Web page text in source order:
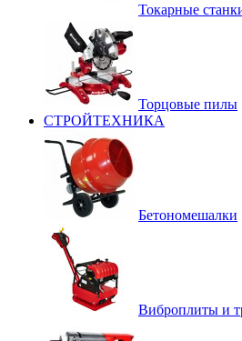
Токарные
Торцовые пилы
СТРОЙТЕХНИКА
Бетономешалки
Виброплиты и